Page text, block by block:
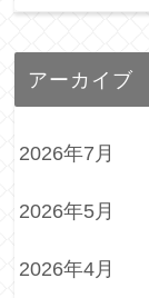
アーカイブ
2026年7月
2026年5月
2026年4月